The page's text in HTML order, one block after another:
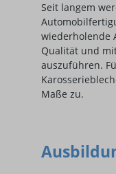
Seit langem
wiederholende
Qualität und
auszuführen.
Maße zu.